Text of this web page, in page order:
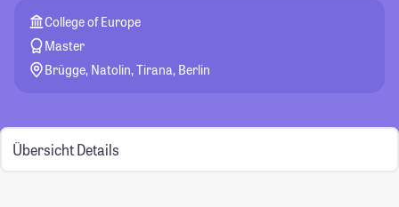
College of Europe
Master
Brügge, Natolin, Tirana, Berlin
Übersicht Details